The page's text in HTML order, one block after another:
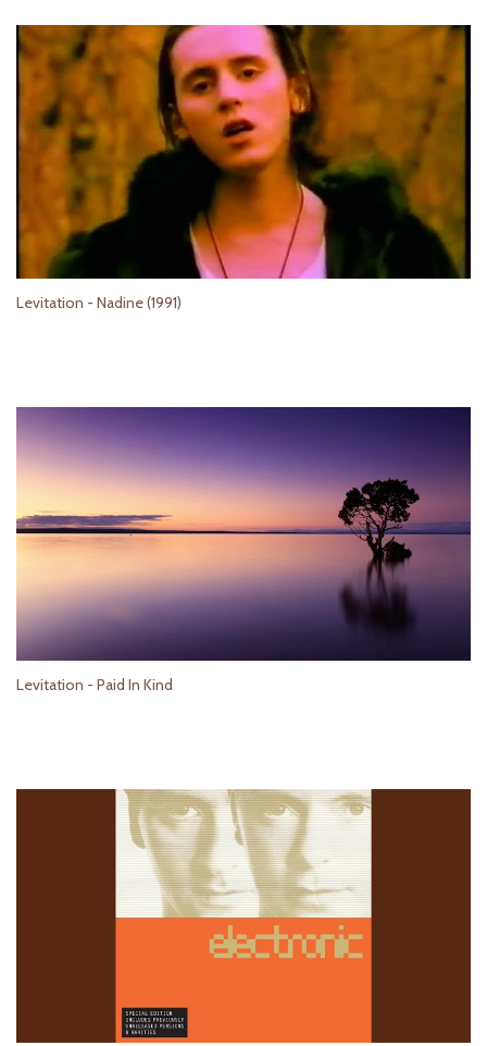
Levitation - Nadine (1991)
Levitation - Paid In Kind